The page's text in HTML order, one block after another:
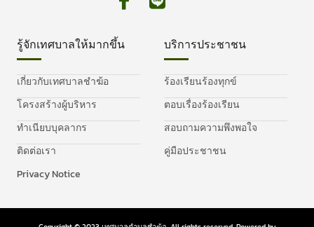
รู้จักเทศบาลให้มากขึ้น
เกี่ยวกับเทศบาลชำฆ้อ
โครงสร้างผู้บริหาร
ทำเนียบบุคลากร
ติดต่อเรา
Privacy Notice
บริการประชาชน
ร้องเรียนร้องทุกข์
ตอบเรื่องร้องเรียน
สอบถามความพึงพอใจ
คู่มือประชาชน